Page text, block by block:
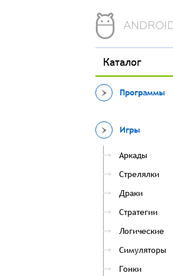
Каталог
Программы
Игры
Аркады
Стрелялки
Драки
Стратегии
Логические
Симуляторы
Гонки